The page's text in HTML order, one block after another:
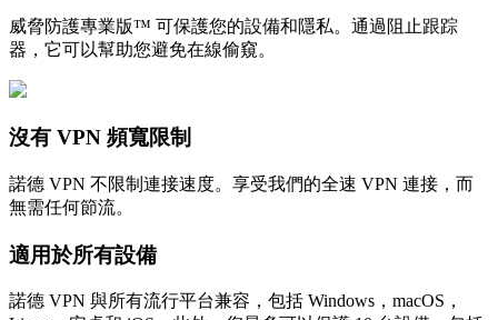
威脅防護專業版™ 可保護您的設備和隱私。通過阻止跟踪
器，它可以幫助您避免在線偷窺。
沒有 VPN 頻寬限制
諾德 VPN 不限制連接速度。享受我們的全速 VPN 連接，而
無需任何節流。
適用於所有設備
諾德 VPN 與所有流行平台兼容，包括 Windows，macOS，